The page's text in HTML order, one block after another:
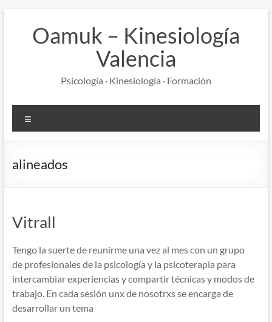
contenidoOamuk – Kinesiología
Valencia
Psicología · Kinesiología · Formación
alineados
Vitrall
Tengo la suerte de reunirme una vez al mes con un grupo
de profesionales de la psicología y la psicoterapia para
intercambiar experiencias y compartir técnicas y modos de
trabajo. En cada sesión unx de nosotrxs se encarga de
desarrollar un tema